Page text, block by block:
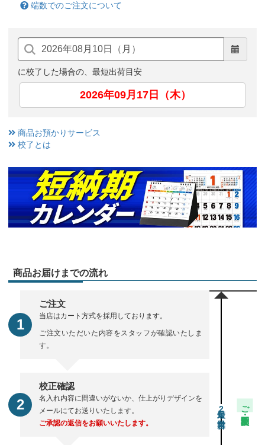
端数でのご注文について
に校了した場合の、最短出荷目安
2026年09月17日（木）
商品お預かりサービス
校了とは
商品お届けまでの流れ
ご注文
当店はカート方式を採用しております。
ご注文いただいた内容をスタッフが確認いたしま
す。
校正確認
名入れ内容に間違いがないか、仕上がりデザインを
メールにてお送りいたします。
ご承認の返信をお願いいたします。
2 ご注文・校正期間